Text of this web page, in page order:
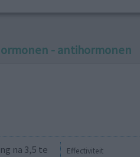
- antihormonen
Effectiviteit
na 3,5 te